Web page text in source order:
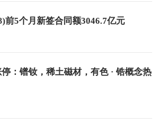
前5个月新签合同额3046.7亿元
：镨钕，稀土磁材，有色 · 锆概念热